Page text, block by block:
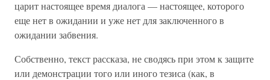
царит настоящее время диалога — настоящее, которого
еще нет в ожидании и уже нет для заключенного в
ожидании забвения.
Собственно, текст рассказа, не сводясь при этом к защите
или демонстрации того или иного тезиса (как, в